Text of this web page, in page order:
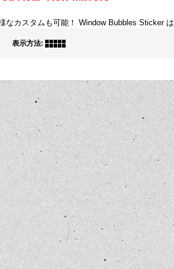
カスタムも可能！ Window Bubbles Sticker は
表示方法: